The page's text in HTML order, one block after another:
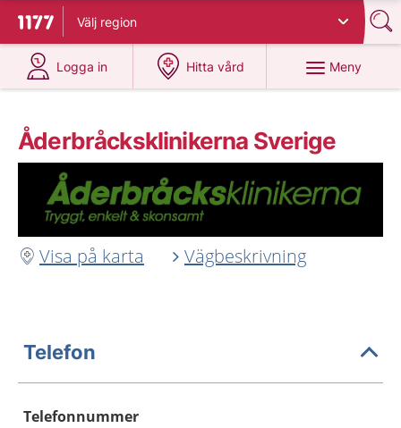
Till startsidan för 1177
Välj region
Logga in
på 1177.se
Hitta vård
på 1177.se
Meny
Åderbråcksklinikerna Sverige
Visa på karta Vägbeskrivning
Telefon
Telefonnummer